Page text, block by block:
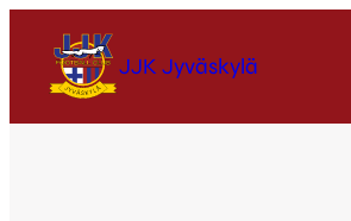
JJK Jyväskylä